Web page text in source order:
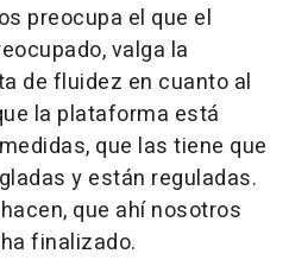
preocupa el que el
valga la
de fluidez en cuanto al
la plataforma está
que las tiene que
y están reguladas.
que ahí nosotros
finalizado.